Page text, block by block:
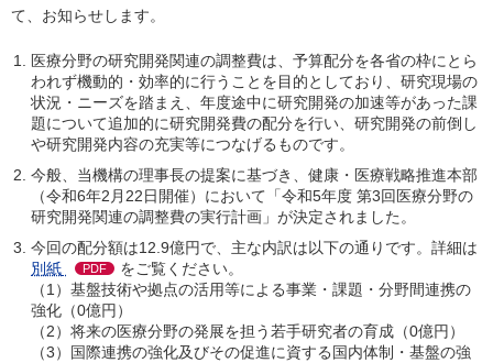
て、お知らせします。
医療分野の研究開発関連の調整費は、予算配分を各省の枠にとら
われず機動的・効率的に行うことを目的としており、研究現場の
状況・ニーズを踏まえ、年度途中に研究開発の加速等があった課
題について追加的に研究開発費の配分を行い、研究開発の前倒し
や研究開発内容の充実等につなげるものです。
今般、当機構の理事長の提案に基づき、健康・医療戦略推進本部
（令和6年2月22日開催）において「令和5年度 第3回医療分野の
研究開発関連の調整費の実行計画」が決定されました。
今回の配分額は12.9億円で、主な内訳は以下の通りです。詳細は
別紙
PDF
をご覧ください。
（1）基盤技術や拠点の活用等による事業・課題・分野間連携の
強化（0億円）
（2）将来の医療分野の発展を担う若手研究者の育成（0億円）
（3）国際連携の強化及びその促進に資する国内体制・基盤の強